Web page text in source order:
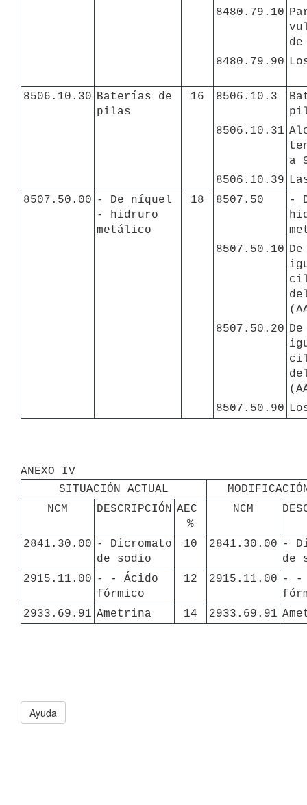
8480.79.10
8480.79.90
8506.10.30 Baterías de
pilas
16 8506.10.3
8506.10.31
a
8506.10.39
8507.50.00 - De níquel
- hidruro
metálico
18 8507.50
-
8507.50.10
8507.50.20
8507.50.90
SITUACIÓN ACTUAL
NCM
DESCRIPCIÓN AEC
%
NCM
2841.30.00 - Dicromato
de sodio
10 2841.30.00 -
de
2915.11.00 - - Ácido
fórmico
12 2915.11.00 - -
2933.69.91 Ametrina 14 2933.69.91
Ayuda